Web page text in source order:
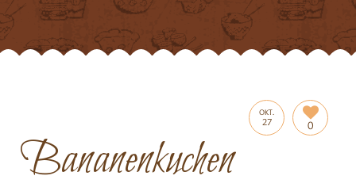
OKT.
27 0
Bananenkuchen